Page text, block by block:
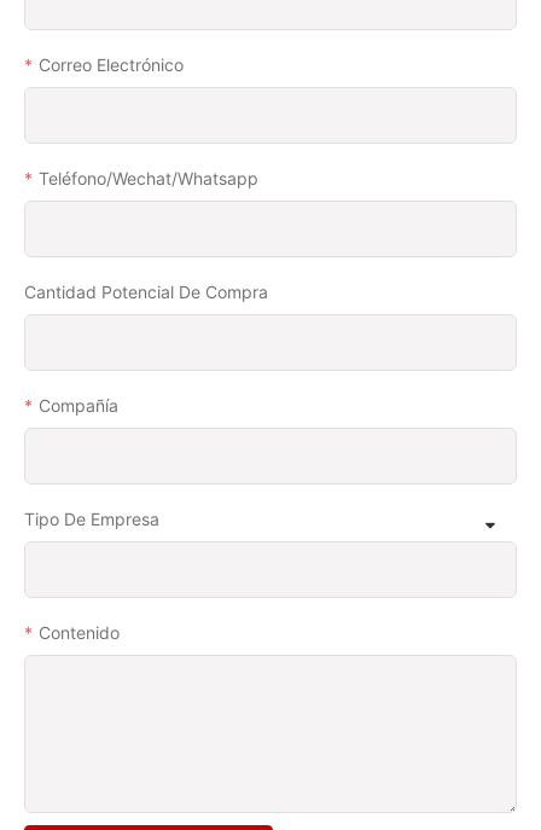
Correo Electrónico
Teléfono/wechat/whatsapp
Cantidad Potencial De Compra
Compañía
Tipo De Empresa
Contenido